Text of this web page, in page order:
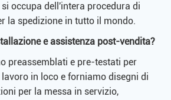
occupa dell'intera procedura di
la spedizione in tutto il mondo.
e assistenza post-vendita?
preassemblati e pre-testati per
in loco e forniamo disegni di
per la messa in servizio,